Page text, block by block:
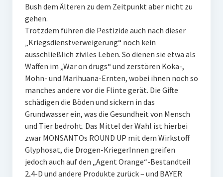
Bush dem Älteren zu dem Zeitpunkt aber nicht zu
gehen.
Trotzdem führen die Pestizide auch nach dieser
„Kriegsdienstverweigerung“ noch kein
ausschließlich ziviles Leben. So dienen sie etwa als
Waffen im „War on drugs“ und zerstören Koka-,
Mohn- und Marihuana-Ernten, wobei ihnen noch so
manches andere vor die Flinte gerät. Die Gifte
schädigen die Böden und sickern in das
Grundwasser ein, was die Gesundheit von Mensch
und Tier bedroht. Das Mittel der Wahl ist hierbei
zwar MONSANTOs ROUND UP mit dem Wirkstoff
Glyphosat, die Drogen-KriegerInnen greifen
jedoch auch auf den „Agent Orange“-Bestandteil
2,4-D und andere Produkte zurück – und BAYER